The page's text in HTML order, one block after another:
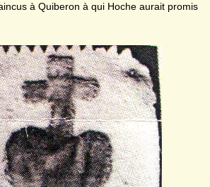
à Quiberon à qui Hoche aurait promis